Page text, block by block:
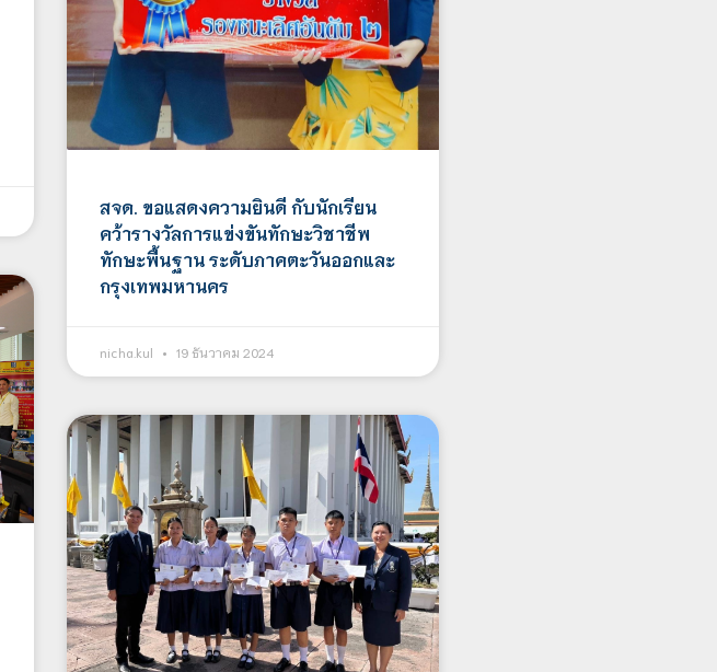
สจด. ขอแสดงความยินดี กับนักเรียน
คว้ารางวัลการแข่งขันทักษะวิชาชีพ
ทักษะพื้นฐาน ระดับภาคตะวันออกและ
กรุงเทพมหานคร
nicha.kul 19 ธันวาคม 2024